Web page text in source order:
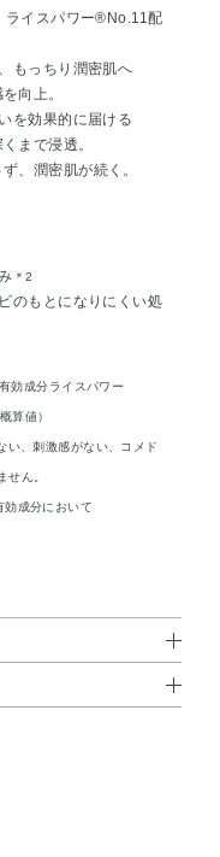
ライスパワー®No.11配
もっちり潤密肌へ
向上。
を効果的に届ける
まで浸透。
、潤密肌が続く。
＊2
のもとになりにくい処
効成分ライスパワー
算値）
い、刺激感がない、コメド
せん。
成分において
本品をお使いください。
ラフィン（2）、